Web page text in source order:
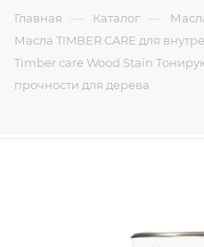
Главная — Каталог —
Масла TIMBER CARE для
Timber care Wood Stain
прочности для дерева